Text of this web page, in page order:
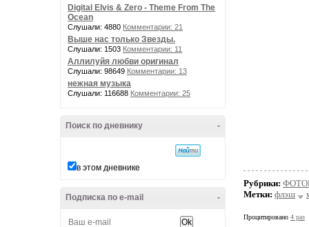
Digital Elvis & Zero - Theme From The
Ocean
Слушали: 4880 Комментарии: 21
Выше нас только Звезды.
Слушали: 1503 Комментарии: 11
Аллилуйя любви оригинал
Слушали: 98649 Комментарии: 13
нежная музыка
Слушали: 116688 Комментарии: 25
-
Поиск по дневнику
в этом дневнике
-
Подписка по e-mail
Рубрики:
Метки: флэш
Процитировано 4 раз